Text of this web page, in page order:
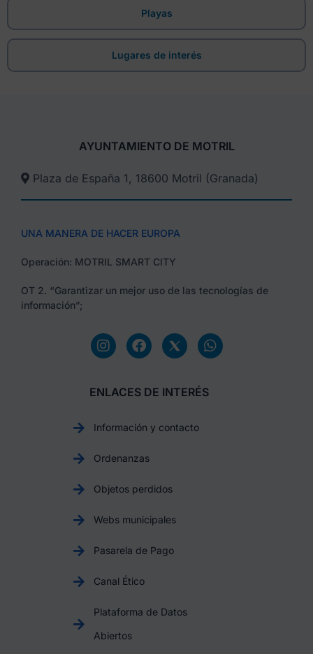
Playas
Lugares de interés
AYUNTAMIENTO DE MOTRIL
Plaza de España 1, 18600 Motril (Granada)​
UNA MANERA DE HACER EUROPA
Operación: MOTRIL SMART CITY
OT 2. “Garantizar un mejor uso de las tecnologías de
información”;
ENLACES DE INTERÉS
Información y contacto
Ordenanzas
Objetos perdidos
Webs municipales
Pasarela de Pago
Canal Ético
Plataforma de Datos
Abiertos